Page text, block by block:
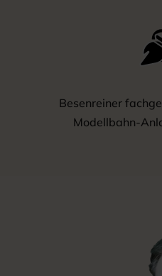
Besenreiner
Modellbahn-